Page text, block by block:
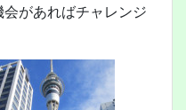
があればチャレンジ